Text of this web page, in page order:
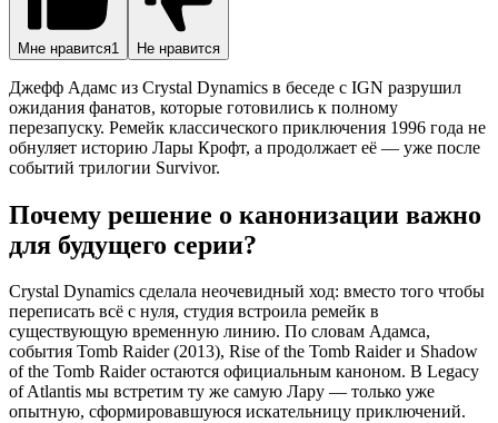
Мне нравится1 Не нравится
Джефф Адамс из Crystal Dynamics в беседе с IGN разрушил
ожидания фанатов, которые готовились к полному
перезапуску. Ремейк классического приключения 1996 года не
обнуляет историю Лары Крофт, а продолжает её — уже после
событий трилогии Survivor.
Почему решение о канонизации важно
для будущего серии?
Crystal Dynamics сделала неочевидный ход: вместо того чтобы
переписать всё с нуля, студия встроила ремейк в
существующую временную линию. По словам Адамса,
события Tomb Raider (2013), Rise of the Tomb Raider и Shadow
of the Tomb Raider остаются официальным каноном. В Legacy
of Atlantis мы встретим ту же самую Лару — только уже
опытную, сформировавшуюся искательницу приключений.